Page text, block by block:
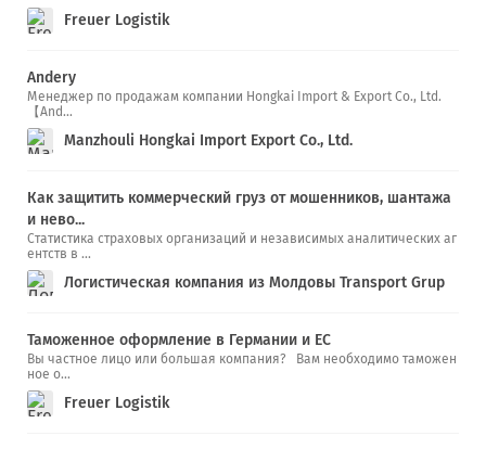
Freuer Logistik
Andery
Менеджер по продажам компании Hongkai Import & Export Co., Ltd.
【And...
Manzhouli Hongkai Import Export Co., Ltd.
Как защитить коммерческий груз от мошенников, шантажа
и нево...
Статистика страховых организаций и независимых аналитических аг
ентств в ...
Логистическая компания из Молдовы Transport Grup
Таможенное оформление в Германии и ЕС
Вы частное лицо или большая компания? Вам необходимо таможен
ное о...
Freuer Logistik